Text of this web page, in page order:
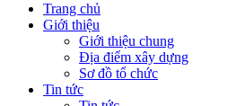
Trang chủ
Giới thiệu
Giới thiệu chung
Địa điểm xây dựng
Sơ đồ tổ chức
Tin tức